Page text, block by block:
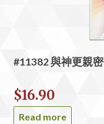
#11382 與神更親密
$16.90
Read more